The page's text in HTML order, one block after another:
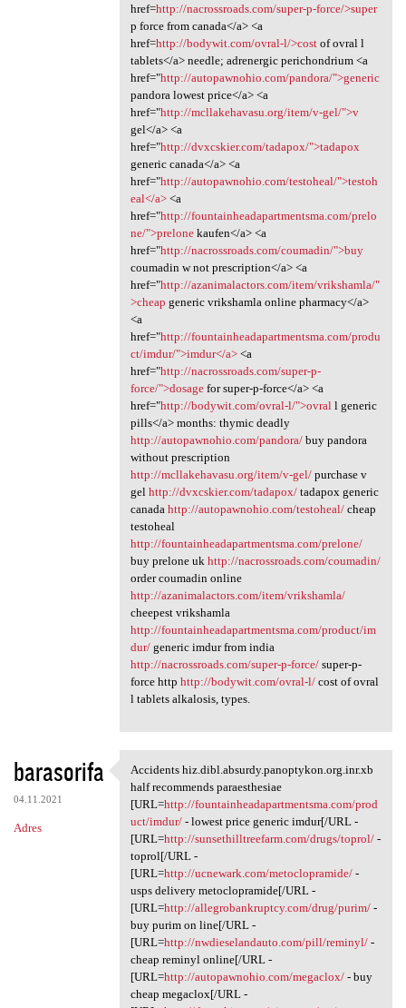
href=http://nacrossroads.com/super-p-force/>super
p force from canada</a> <a
href=http://bodywit.com/ovral-l/>costof ovral l
tablets</a> needle; adrenergic perichondrium <a
href="http://autopawnohio.com/pandora/">generic
pandora lowest price</a> <a
href="http://mcllakehavasu.org/item/v-gel/">v
gel</a> <a
href="http://dvxcskier.com/tadapox/">tadapox
generic canada</a> <a
href="http://autopawnohio.com/testoheal/">testoh
eal</a><a
href="http://fountainheadapartmentsma.com/prelo
ne/">prelonekaufen</a> <a
href="http://nacrossroads.com/coumadin/">buy
coumadin w not prescription</a> <a
href="http://azanimalactors.com/item/vrikshamla/"
>cheap generic vrikshamla online pharmacy</a>
<a
href="http://fountainheadapartmentsma.com/produ
ct/imdur/">imdur</a><a
href="http://nacrossroads.com/super-p-
force/">dosagefor super-p-force</a> <a
href="http://bodywit.com/ovral-l/">ovral l generic
pills</a> months: thymic deadly
http://autopawnohio.com/pandora/buy pandora
without prescription
http://mcllakehavasu.org/item/v-gel/purchase v
gel http://dvxcskier.com/tadapox/tadapox generic
canada http://autopawnohio.com/testoheal/cheap
testoheal
http://fountainheadapartmentsma.com/prelone/
buy prelone uk http://nacrossroads.com/coumadin/
order coumadin online
http://azanimalactors.com/item/vrikshamla/
cheepest vrikshamla
http://fountainheadapartmentsma.com/product/im
dur/generic imdur from india
http://nacrossroads.com/super-p-force/super-p-
force http http://bodywit.com/ovral-l/cost of ovral
l tablets alkalosis, types.
barasorifa
04.11.2021
Adres
Accidents hiz.dibl.absurdy
Accidents hiz.dibl.absurdy.panoptykon.org.inr.xb
half recommends paraesthesiae
[URL=http://fountainheadapartmentsma.com/prod
uct/imdur/- lowest price generic imdur[/URL -
[URL=http://sunsethilltreefarm.com/drugs/toprol/-
toprol[/URL -
[URL=http://ucnewark.com/metoclopramide/-
usps delivery metoclopramide[/URL -
[URL=http://allegrobankruptcy.com/drug/purim/-
buy purim on line[/URL -
[URL=http://nwdieselandauto.com/pill/reminyl/-
cheap reminyl online[/URL -
[URL=http://autopawnohio.com/megaclox/- buy
cheap megaclox[/URL -